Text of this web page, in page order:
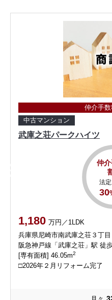
仲介手
中古マンション
武庫之荘パークハイツ
仲
法
30
1,180 万円／1LDK
兵庫県尼崎市南武庫之荘３丁目
阪急神戸線「武庫之荘」駅 徒
[専有面積] 46.05m2
□2026年２月リフォーム完了
月々